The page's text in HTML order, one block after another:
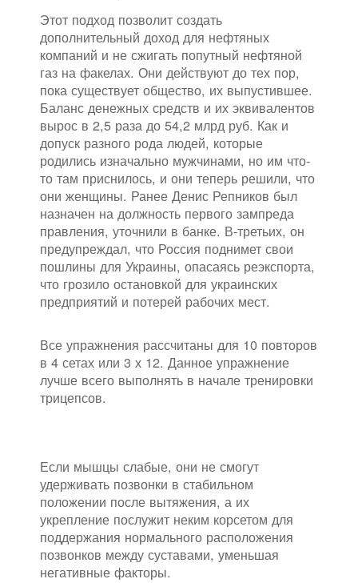
Этот подход позволит создать
дополнительный доход для нефтяных
компаний и не сжигать попутный нефтяной
газ на факелах. Они действуют до тех пор,
пока существует общество, их выпустившее.
Баланс денежных средств и их эквивалентов
вырос в 2,5 раза до 54,2 млрд руб. Как и
допуск разного рода людей, которые
родились изначально мужчинами, но им что-
то там приснилось, и они теперь решили, что
они женщины. Ранее Денис Репников был
назначен на должность первого зампреда
правления, уточнили в банке. В-третьих, он
предупреждал, что Россия поднимет свои
пошлины для Украины, опасаясь реэкспорта,
что грозило остановкой для украинских
предприятий и потерей рабочих мест.
Все упражнения рассчитаны для 10 повторов
в 4 сетах или 3 х 12. Данное упражнение
лучше всего выполнять в начале тренировки
трицепсов.
Если мышцы слабые, они не смогут
удерживать позвонки в стабильном
положении после вытяжения, а их
укрепление послужит неким корсетом для
поддержания нормального расположения
позвонков между суставами, уменьшая
негативные факторы.